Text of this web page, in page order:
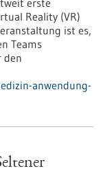
erste
Reality (VR)
ist es,
Teams
den
anwendung-